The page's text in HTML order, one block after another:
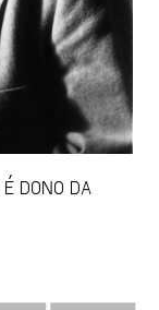
DONO DA